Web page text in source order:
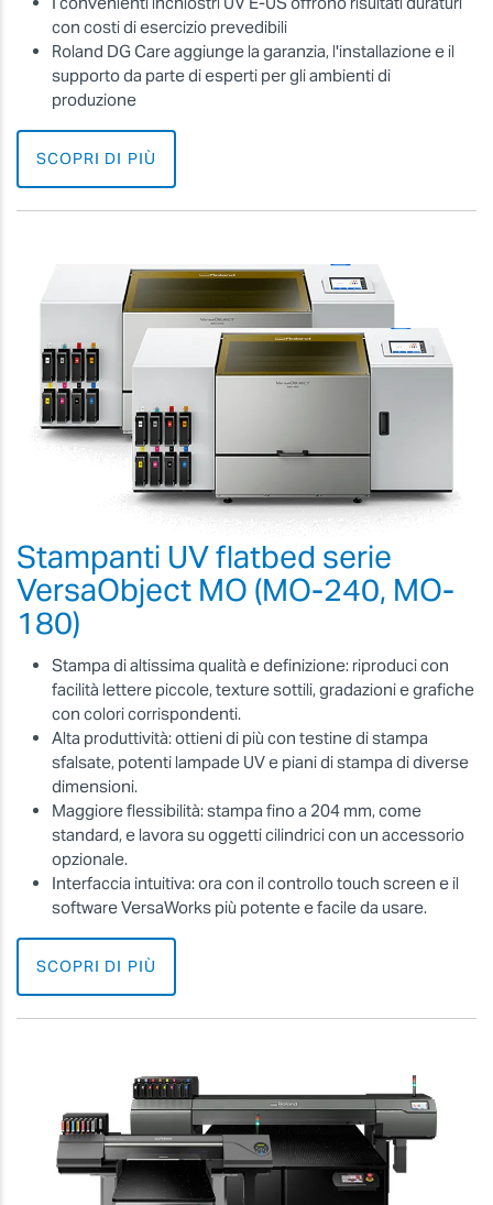
con costi di esercizio prevedibili
Roland DG Care aggiunge la garanzia, l'installazione e il
supporto da parte di esperti per gli ambienti di
produzione
SCOPRI DI PIÙ
Stampanti UV flatbed serie
VersaObject MO (MO-240, MO-
180)
Stampa di altissima qualità e definizione: riproduci con
facilità lettere piccole, texture sottili, gradazioni e grafiche
con colori corrispondenti.
Alta produttività: ottieni di più con testine di stampa
sfalsate, potenti lampade UV e piani di stampa di diverse
dimensioni.
Maggiore flessibilità: stampa fino a 204 mm, come
standard, e lavora su oggetti cilindrici con un accessorio
opzionale.
Interfaccia intuitiva: ora con il controllo touch screen e il
software VersaWorks più potente e facile da usare.
SCOPRI DI PIÙ